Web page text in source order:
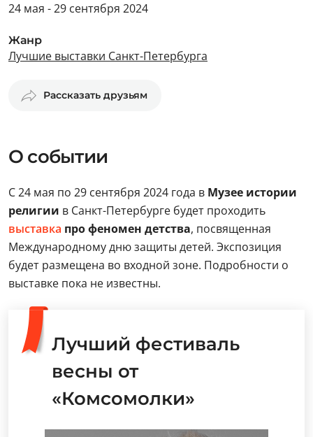
24 мая - 29 сентября 2024
Жанр
Лучшие выставки Санкт-Петербурга
Рассказать друзьям
О событии
С 24 мая по 29 сентября 2024 года в Музее истории
религии в Санкт-Петербурге будет проходить
выставка про феномен детства, посвященная
Международному дню защиты детей. Экспозиция
будет размещена во входной зоне. Подробности о
выставке пока не известны.
Лучший фестиваль
весны от
«Комсомолки»